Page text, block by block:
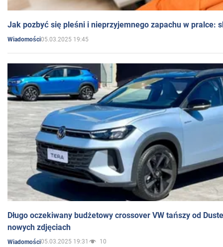
Jak pozbyć się pleśni i nieprzyjemnego zapachu w pralce:
Wiadomości05.03.2025 19:45
Długo oczekiwany budżetowy crossover VW tańszy od
nowych zdjęciach
Wiadomości05.03.2025 19:31 10